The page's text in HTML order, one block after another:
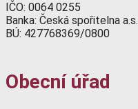
IČO: 0064 0255
Banka: Česká spořitelna a.s.
BÚ: 427768369/0800
Obecní úřad